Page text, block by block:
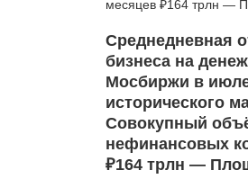
Среднедневная
бизнеса на
Мосбиржи в
исторического
Совокупный
нефинансовых
₽164 трлн —